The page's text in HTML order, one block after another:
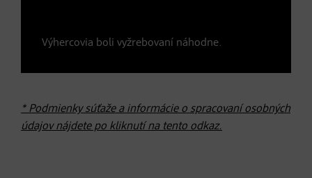
Výhercovia boli vyžrebovaní náhodne.
* Podmienky súťaže a informácie o spracovaní osobných
údajov nájdete po kliknutí na tento odkaz.